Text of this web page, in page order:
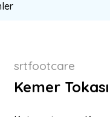
srtfootcare
Kemer